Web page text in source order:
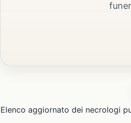
Elenco aggiornato dei necrologi